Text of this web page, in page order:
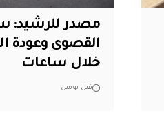
مصدر للرشيد:
القصوى وعودة
خلال ساعات
قبل يومين